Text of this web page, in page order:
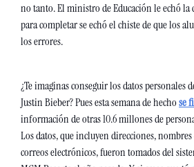
no tanto. El ministro de Educación le echó la
para completar se echó el chiste de que los
los errores.
¿Te imaginas conseguir los datos personales
Justin Bieber? Pues esta semana de hecho se
información de otras 10.6 millones de
Los datos, que incluyen direcciones,
correos electrónicos, fueron tomados del